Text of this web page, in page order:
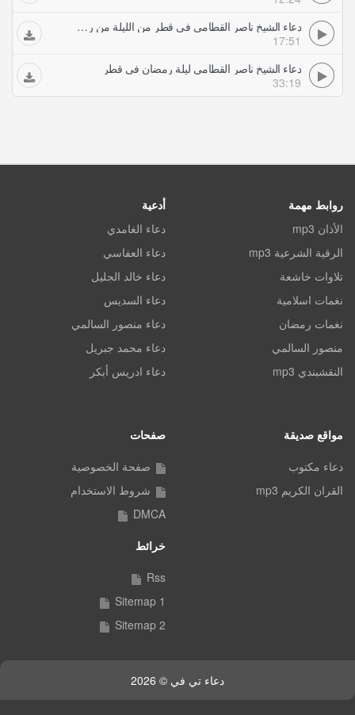
دعاء الشيخ ناصر القطامي في قطر من الليلة من رمضان بكى وأبكى من في المسجد
17:51
دعاء الشيخ ناصر القطامي ليلة رمضان في قطر
33:19
روابط مهمة
الأذان mp3
الرقية الشرعية mp3
تلاوات خاشعة
نغمات اسلامية
نغمات رمضان
منصور السالمي
النقشبندي mp3
أدعية
دعاء الغامدي
دعاء العفاسي
دعاء خالد الجليل
دعاء السديس
دعاء منصور السالمي
دعاء محمد جبريل
دعاء ادريس أبكر
مواقع صديقة
دعاء مكتوب
القران الكريم mp3
صفحات
صفحة الخصوصية
شروط الاستخدام
DMCA
خرائط
Rss
Sitemap 1
Sitemap 2
دعاء تي في © 2026